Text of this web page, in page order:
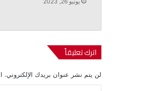
اترك تعليقاً
لن يتم نشر عنوان بريدك الإلكتروني.